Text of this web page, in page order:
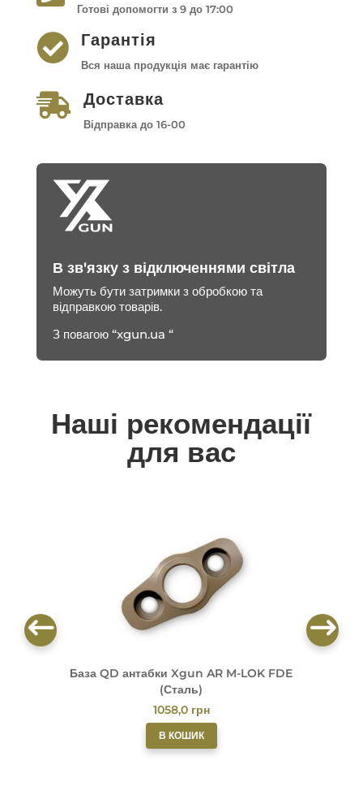
Готові допомогти з 9 до 17:00
 Гарантія
Вся наша продукція має гарантію
 Доставка
Відправка до 16-00
В зв'язку з відключеннями світла
Можуть бути затримки з обробкою та
відправкою товарів.
З повагою “xgun.ua “
Наші рекомендації
для вас
База QD антабки Xgun AR M-LOK FDE
(Сталь)
1058,0 грн
В КОШИК